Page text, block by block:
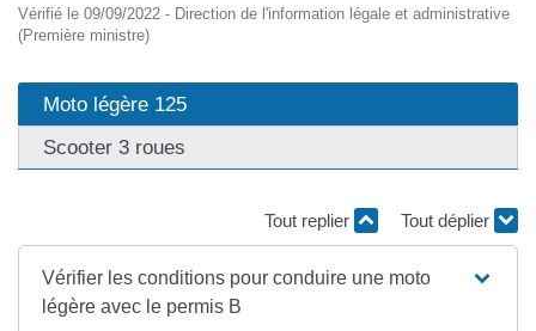
Vérifié le 09/09/2022 - Direction de l'information légale et administrative
(Première ministre)
Moto légère 125
Scooter 3 roues
Tout replier Tout déplier
Vérifier les conditions pour conduire une moto
légère avec le permis B